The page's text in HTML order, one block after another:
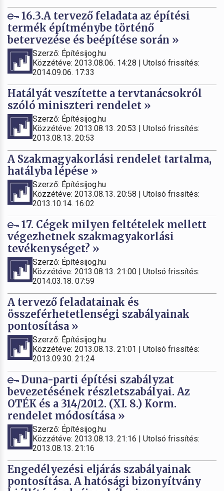
16.3.A tervező feladata az építési
termék építménybe történő
betervezése és beépítése során »
Szerző: Építésijog.hu
Közzétéve: 2013.08.06. 14:28 | Utolsó frissítés:
2014.09.06. 17:33
Hatályát veszítette a tervtanácsokról
szóló miniszteri rendelet »
Szerző: Építésijog.hu
Közzétéve: 2013.08.13. 20:53 | Utolsó frissítés:
2013.08.13. 20:53
A Szakmagyakorlási rendelet tartalma,
hatályba lépése »
Szerző: Építésijog.hu
Közzétéve: 2013.08.13. 20:58 | Utolsó frissítés:
2013.10.14. 16:02
17. Cégek milyen feltételek mellett
végezhetnek szakmagyakorlási
tevékenységet? »
Szerző: Építésijog.hu
Közzétéve: 2013.08.13. 21:00 | Utolsó frissítés:
2014.03.18. 07:59
A tervező feladatainak és
összeférhetetlenségi szabályainak
pontosítása »
Szerző: Építésijog.hu
Közzétéve: 2013.08.13. 21:01 | Utolsó frissítés:
2013.09.30. 21:24
Duna-parti építési szabályzat
bevezetésének részletszabályai. Az
OTÉK és a 314/2012. (XI. 8.) Korm.
rendelet módosítása »
Szerző: Építésijog.hu
Közzétéve: 2013.08.13. 21:16 | Utolsó frissítés:
2013.08.13. 21:16
Engedélyezési eljárás szabályainak
pontosítása. A hatósági bizonyítvány